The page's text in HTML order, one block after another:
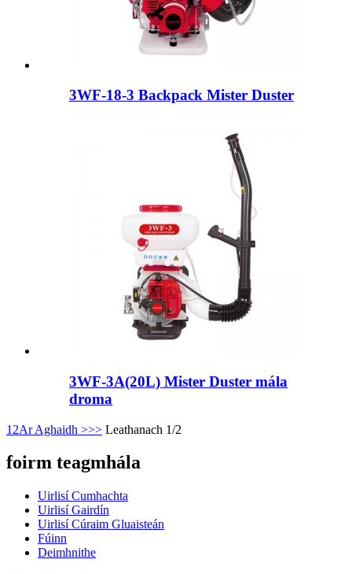
3WF-18-3 Backpack Mister Duster
3WF-3A(20L) Mister Duster mála
droma
1 2Ar Aghaidh >>> Leathanach 1/2
foirm teagmhála
Uirlisí Cumhachta
Uirlisí Gairdín
Uirlisí Cúraim Gluaisteán
Fúinn
Deimhnithe